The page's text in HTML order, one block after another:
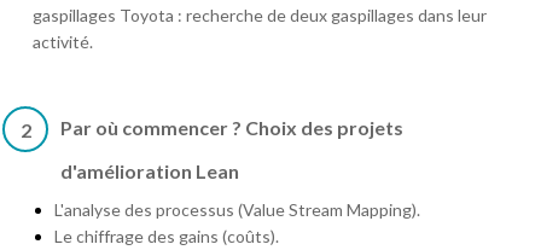
gaspillages Toyota : recherche de deux gaspillages dans leur
activité.
2
Par où commencer ? Choix des projets
d'amélioration Lean
L'analyse des processus (Value Stream Mapping).
Le chiffrage des gains (coûts).